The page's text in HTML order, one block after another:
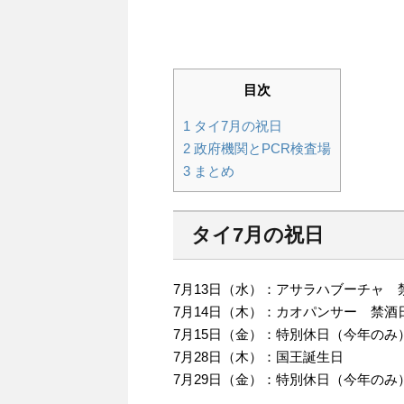
目次
1 タイ7月の祝日
2 政府機関とPCR検査場
3 まとめ
タイ7月の祝日
7月13日（水）：アサラハブーチャ
7月14日（木）：カオパンサー 禁酒
7月15日（金）：特別休日（今年のみ）
7月28日（木）：国王誕生日
7月29日（金）：特別休日（今年のみ）